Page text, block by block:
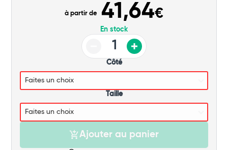
à partir de 41,64€
En stock
Côté
Taille
Ajouter au panier